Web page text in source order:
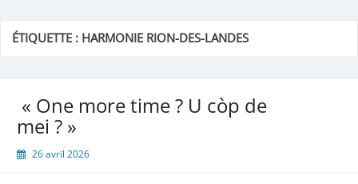
ÉTIQUETTE : HARMONIE RION-DES-LANDES
« One more time ? U còp de
mei ? »
26 avril 2026